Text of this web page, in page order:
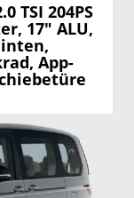
TSI 204PS
17" ALU,
App-